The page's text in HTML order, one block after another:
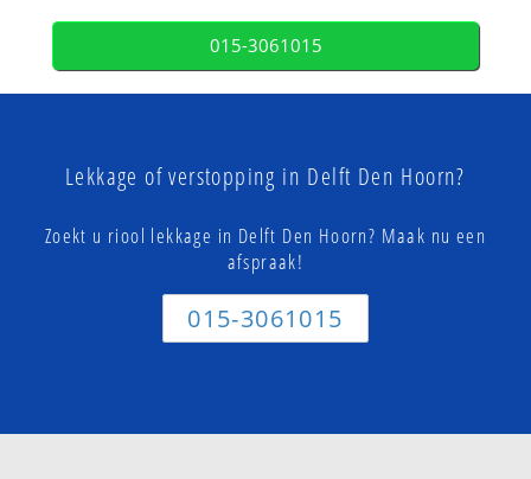
015-3061015
Lekkage of verstopping in Delft Den Hoorn?
Zoekt u riool lekkage in Delft Den Hoorn? Maak nu een
afspraak!
015-3061015